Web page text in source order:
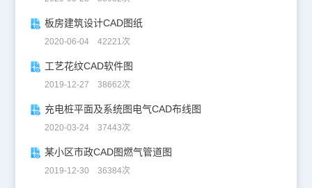
板房建筑设计CAD图纸
2020-06-04 42221次
工艺花纹CAD软件图
2019-12-27 38662次
充电桩平面及系统图电气CAD布线图
2020-03-24 37443次
某小区市政CAD图燃气管道图
2019-12-30 36384次